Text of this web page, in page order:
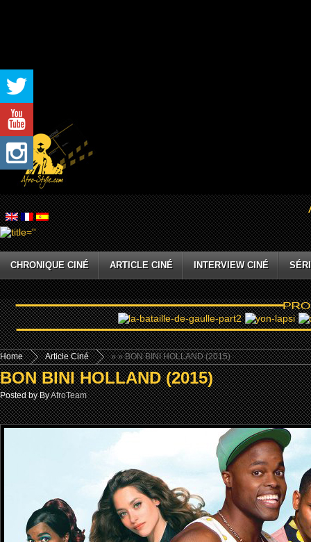
CHRONIQUE CINÉ ARTICLE CINÉ INTERVIEW CINÉ
Home »
Article Ciné » BON BINI HOLLAND (2015)
BON BINI HOLLAND (2015)
Posted by ByAfroTeam